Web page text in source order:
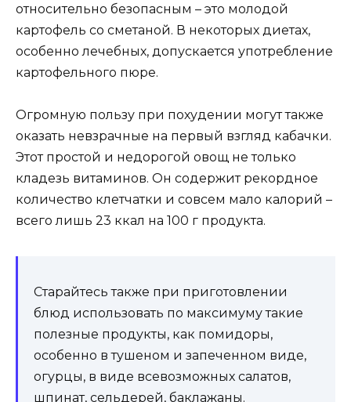
относительно безопасным – это молодой
картофель со сметаной. В некоторых диетах,
особенно лечебных, допускается употребление
картофельного пюре.
Огромную пользу при похудении могут также
оказать невзрачные на первый взгляд кабачки.
Этот простой и недорогой овощ не только
кладезь витаминов. Он содержит рекордное
количество клетчатки и совсем мало калорий –
всего лишь 23 ккал на 100 г продукта.
Старайтесь также при приготовлении
блюд использовать по максимуму такие
полезные продукты, как помидоры,
особенно в тушеном и запеченном виде,
огурцы, в виде всевозможных салатов,
шпинат, сельдерей, баклажаны.